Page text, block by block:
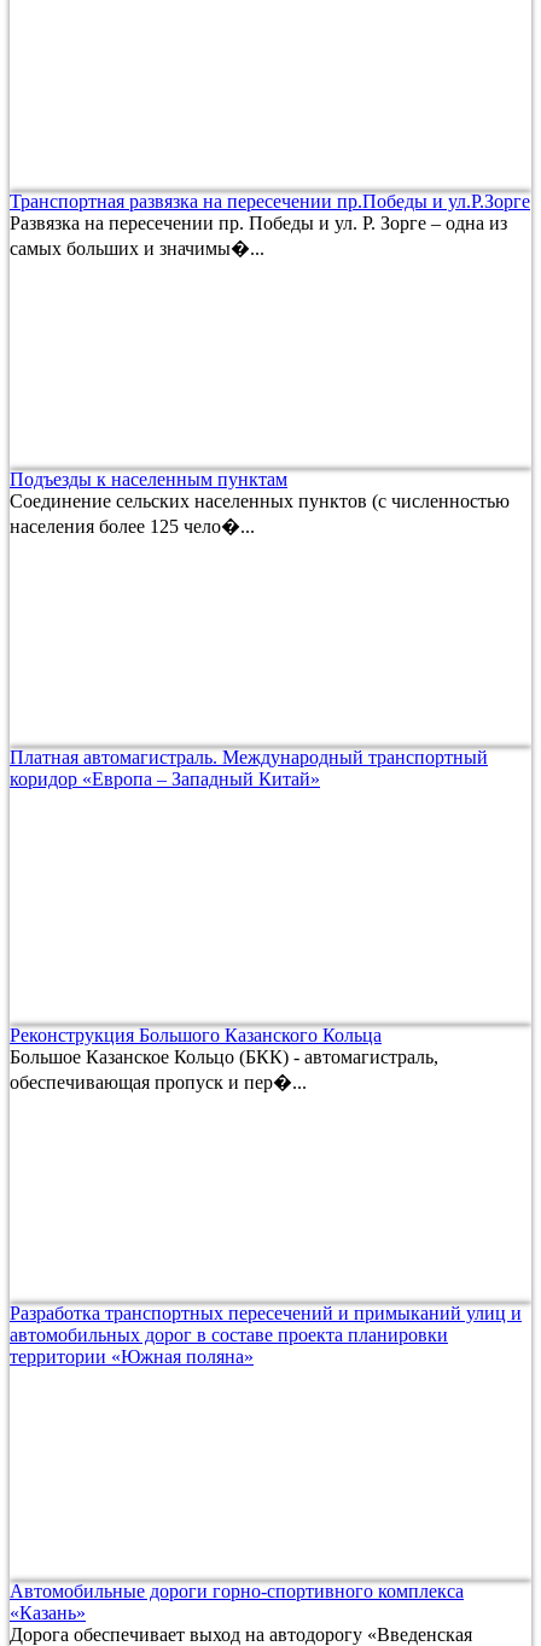
Транспортная развязка на пересечении пр.Победы и ул.Р.Зорге
Развязка на пересечении пр. Победы и ул. Р. Зорге – одна из
самых больших и значимы�...
Подъезды к населенным пунктам
Соединение сельских населенных пунктов (с численностью
населения более 125 чело�...
Платная автомагистраль. Международный транспортный
коридор «Европа – Западный Китай»
Реконструкция Большого Казанского Кольца
Большое Казанское Кольцо (БКК) - автомагистраль,
обеспечивающая пропуск и пер�...
Разработка транспортных пересечений и примыканий улиц и
автомобильных дорог в составе проекта планировки
территории «Южная поляна»
Автомобильные дороги горно-спортивного комплекса
«Казань»
Дорога обеспечивает выход на автодорогу «Введенская